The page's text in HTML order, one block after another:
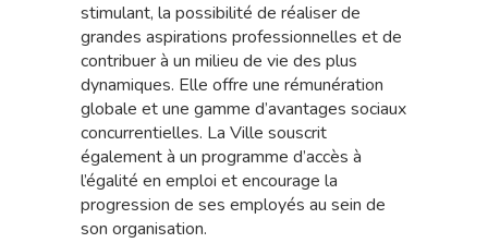
stimulant, la possibilité de réaliser de
grandes aspirations professionnelles et de
contribuer à un milieu de vie des plus
dynamiques. Elle offre une rémunération
globale et une gamme d’avantages sociaux
concurrentielles. La Ville souscrit
également à un programme d’accès à
l’égalité en emploi et encourage la
progression de ses employés au sein de
son organisation.